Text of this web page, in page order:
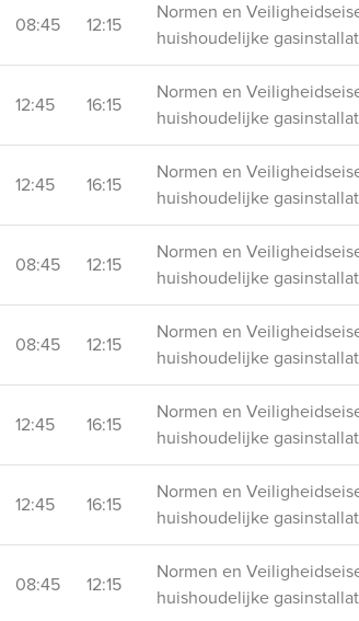
08:45 12:15
Normen en
huishoudelijke
12:45 16:15
Normen en
huishoudelijke
12:45 16:15
Normen en
huishoudelijke
08:45 12:15
Normen en
huishoudelijke
08:45 12:15
Normen en
huishoudelijke
12:45 16:15
Normen en
huishoudelijke
12:45 16:15
Normen en
huishoudelijke
08:45 12:15
Normen en
huishoudelijke